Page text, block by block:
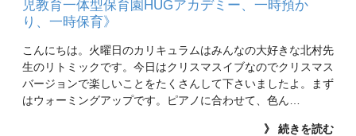
児教育一体型保育園HUGアカデミー、一時預か
り、一時保育》
こんにちは。火曜日のカリキュラムはみんなの大好きな北村先
生のリトミックです。今日はクリスマスイブなのでクリスマス
バージョンで楽しいことをたくさんして下さいましたよ。まず
はウォーミングアップです。ピアノに合わせて、色ん…
》 続きを読む